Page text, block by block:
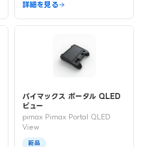
詳細を見る
パイマックス ポータル QLED
ビュー
pimax Pimax Portal QLED
View
新品